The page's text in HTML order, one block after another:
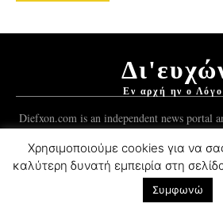
Εν αρχή ην ο
Diefxon.com is an independent news portal
© 2012-2021 Mykonos Ticker Group.
Χρησιμοποιούμε cookies για να
καλύτερη δυνατή εμπειρία στη
Συμφωνώ